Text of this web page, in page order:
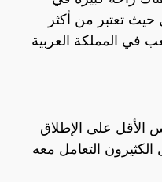
حيث تعتبر من أكثر
في المملكة العربية
الأقل على الإطلاق
الكثيرون التعامل معه